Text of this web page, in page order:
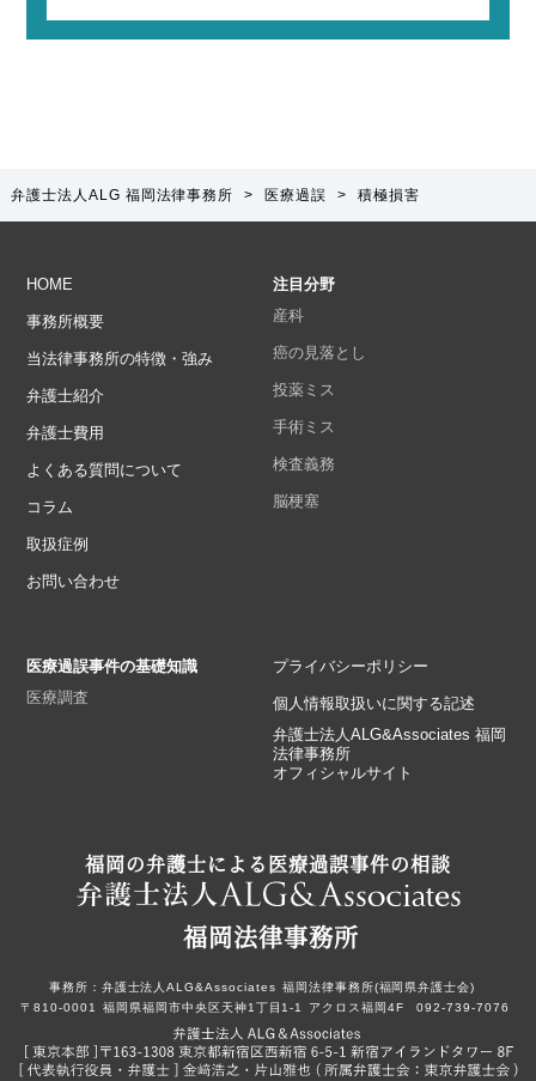
弁護士法人ALG 福岡法律事務所 > 医療過誤 > 積極損害
HOME
事務所概要
当法律事務所の特徴・強み
弁護士紹介
弁護士費用
よくある質問について
コラム
取扱症例
お問い合わせ
注目分野
産科
癌の見落とし
投薬ミス
手術ミス
検査義務
脳梗塞
医療過誤事件の基礎知識
医療調査
プライバシーポリシー
個人情報取扱いに関する記述
弁護士法人ALG&Associates 福岡
法律事務所
オフィシャルサイト
福岡の弁護士による医療過誤事件の相談
福岡法律事務所
事務所： 弁護士法人ALG&Associates 福岡法律事務所(福岡県弁護士会)
〒810-0001
福岡県福岡市中央区天神1丁目1-1 アクロス福岡4F 092-739-7076